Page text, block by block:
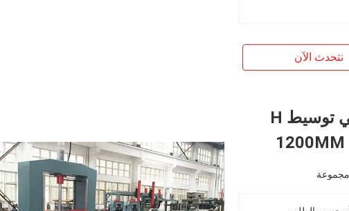
نتحدث الآن
HZL-1200 الهيدروليكية التلقائي توسيط H